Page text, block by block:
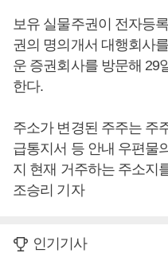
보유 실물주권이 전자등
권의 명의개서 대행회사
운 증권회사를 방문해 29
한다.
주소가 변경된 주주는 주
급통지서 등 안내 우편물
지 현재 거주하는 주소지
조승리 기자
인기기사